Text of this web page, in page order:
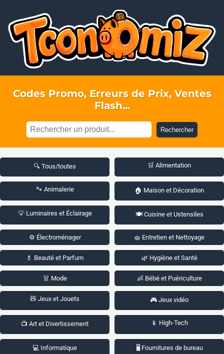
Codes Promo, Erreurs de Prix, Ventes
Flash...
Rechercher
🔍 Tous/toutes 🛒 Alimentation
🐾 Animalerie 🏠 Maison et Décoration
💡 Luminaires et Éclairage 🍽️ Cuisine et Ustensiles
⚙️ Électroménager 🧽 Entretien et Nettoyage
💄 Beauté et Parfum 🌿 Hygiène et Santé
👗 Mode 👶 Bébé et Puériculture
🧸 Jeux et Jouets 🎮 Jeux vidéo
📺 Art et Divertissement 📱 High-Tech
💻 Informatique 🖥️ Fournitures de bureau